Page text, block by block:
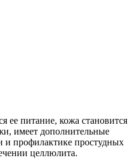
ее питание, кожа становится
имеет дополнительные
профилактике простудных
целлюлита.